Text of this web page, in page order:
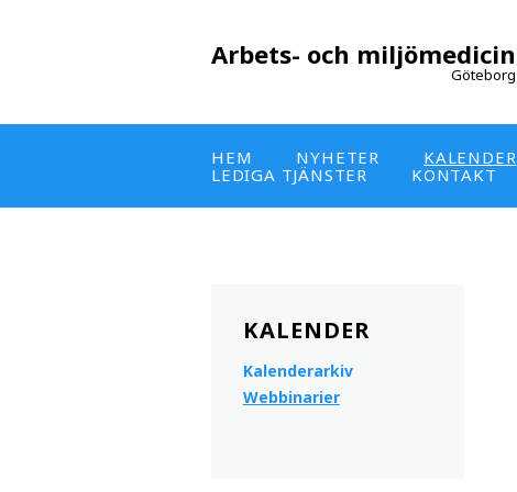
Arbets- och miljömedicin
Göteborg
HEM NYHETER KALENDER
LEDIGA TJÄNSTER
KONTAKT
KALENDER
Kalenderarkiv
Webbinarier